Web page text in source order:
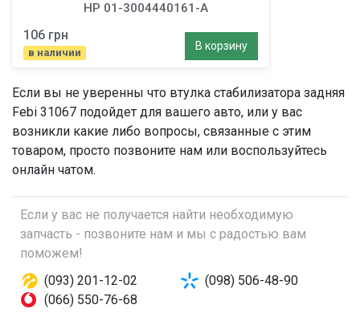
HP 01-3004440161-A
106 грн
в наличии
В корзину
Если вы не уверенны что втулка стабилизатора задняя
Febi 31067 подойдет для вашего авто, или у вас
возникли какие либо вопросы, связанные с этим
товаром, просто позвоните нам или воспользуйтесь
онлайн чатом.
Если у вас не получается найти необходимую
запчасть - позвоните нам и мы с радостью вам
поможем!
(093) 201-12-02
(098) 506-48-90
(066) 550-76-68